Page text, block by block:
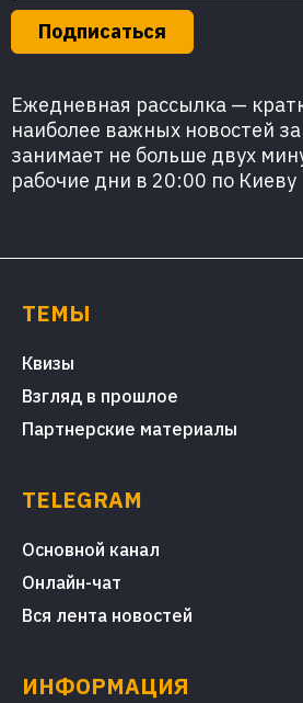
Подписаться
Ежедневная рассылка —
наиболее важных новостей
занимает не больше двух
рабочие дни в 20:00 по Киеву
ТЕМЫ
Квизы
Взгляд в прошлое
Партнерские материалы
TELEGRAM
Основной канал
Онлайн-чат
Вся лента новостей
ИНФОРМАЦИЯ